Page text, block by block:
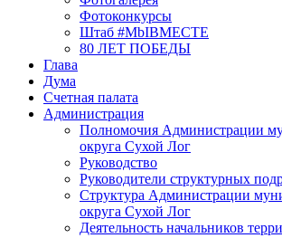
Фотоконкурсы
Штаб #MbIBMECTE
80 ЛЕТ ПОБЕДЫ
Глава
Дума
Счетная палата
Администрация
Полномочия Администрации
округа Сухой Лог
Руководство
Руководители структурных
Структура Администрации
округа Сухой Лог
Деятельность начальников